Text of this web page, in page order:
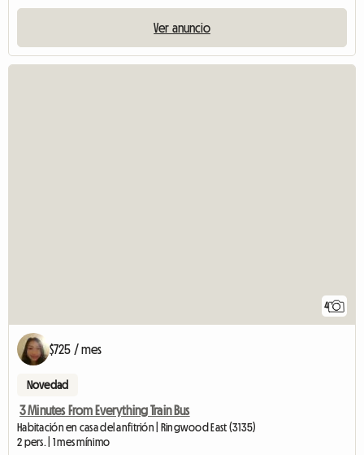
Ver anuncio
4
$725 / mes
Novedad
3 Minutes From Everything Train Bus
Habitación en casa del anfitrión | Ringwood East (3135)
2 pers. | 1 mes mínimo